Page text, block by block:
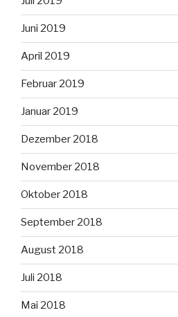
Juni 2019
April 2019
Februar 2019
Januar 2019
Dezember 2018
November 2018
Oktober 2018
September 2018
August 2018
Juli 2018
Mai 2018